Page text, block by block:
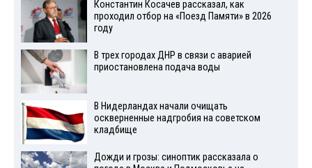
Константин Косачев рассказал, как
проходил отбор на «Поезд Памяти» в 2026
году
В трех городах ДНР в связи с аварией
приостановлена подача воды
В Нидерландах начали очищать
оскверненные надгробия на советском
кладбище
Дожди и грозы: синоптик рассказала о